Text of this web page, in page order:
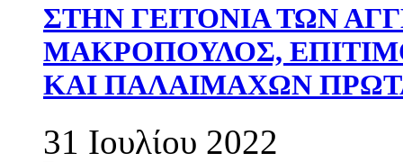
ΣΤΗΝ ΓΕΙΤΟΝΙΑ ΤΩΝ
ΜΑΚΡΟΠΟΥΛΟΣ,
ΚΑΙ ΠΑΛΑΙΜΑΧΩΝ
31 Ιουλίου 2022